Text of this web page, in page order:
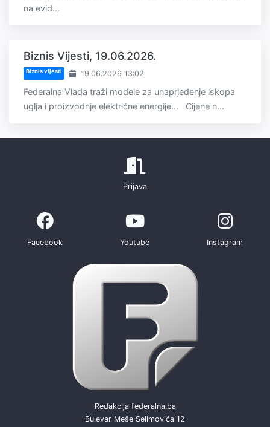
na evid...
Biznis Vijesti, 19.06.2026.
Biznis vijesti 19.06.2026 13:02
Federalna Vlada traži modele za unaprjeđenje iskopa
uglja i proizvodnje električne energije... Cijene n...
Prijava
Facebook Youtube Instagram
Redakcija federalna.ba
Bulevar Meše Selimovića 12